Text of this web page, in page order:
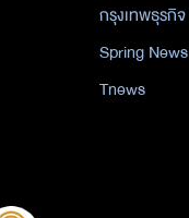
กรุงเทพธุรกิจ
Spring News
Tnews